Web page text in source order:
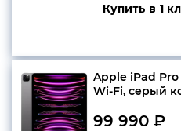
Купить в 1
Apple iPad Pro
Wi‑Fi, серый
99 990 ₽